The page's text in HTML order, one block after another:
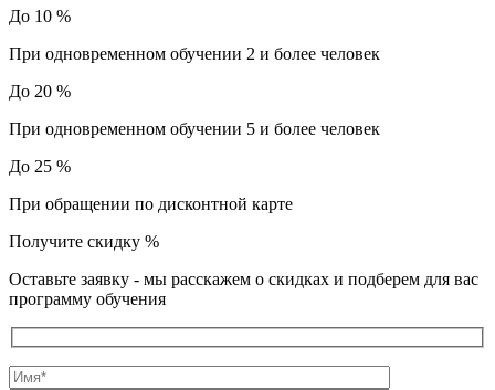
До 10 %
При одновременном обучении 2 и более человек
До 20 %
При одновременном обучении 5 и более человек
До 25 %
При обращении по дисконтной карте
Получите скидку %
Оставьте заявку - мы расскажем о скидках и подберем для вас
программу обучения